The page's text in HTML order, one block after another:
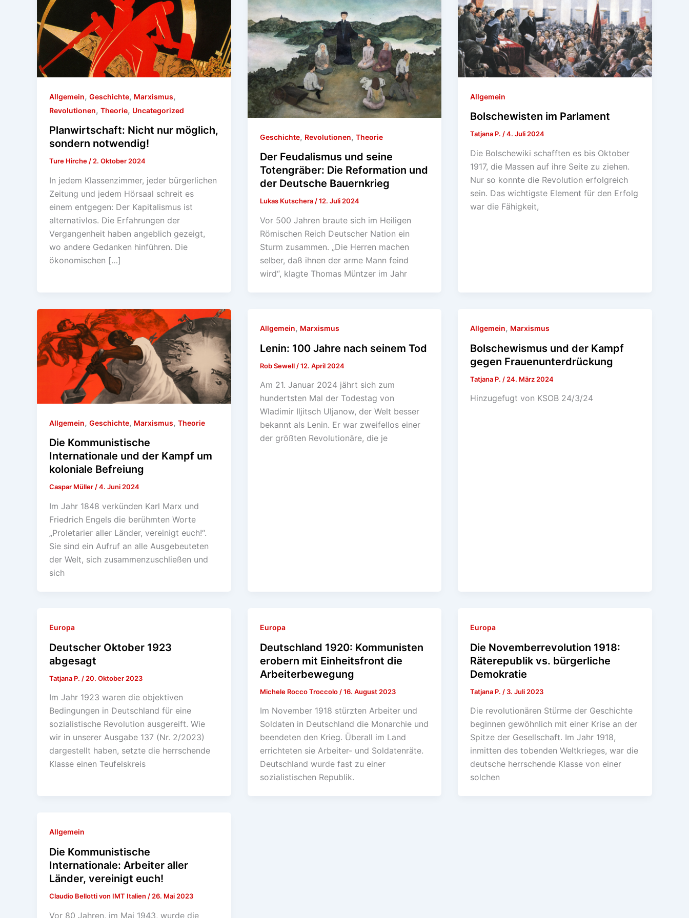
Allgemein, Geschichte, Marxismus,
Revolutionen, Theorie, Uncategorized
Planwirtschaft: Nicht nur möglich,
sondern notwendig!
Ture Hirche/2. Oktober 2024
In jedem Klassenzimmer, jeder bürgerlichen
Zeitung und jedem Hörsaal schreit es
einem entgegen: Der Kapitalismus ist
alternativlos. Die Erfahrungen der
Vergangenheit haben angeblich gezeigt,
wo andere Gedanken hinführen. Die
ökonomischen […]
Geschichte, Revolutionen, Theorie
Der Feudalismus und seine
Totengräber: Die Reformation und
der Deutsche Bauernkrieg
Lukas Kutschera/12. Juli 2024
Vor 500 Jahren braute sich im Heiligen
Römischen Reich Deutscher Nation ein
Sturm zusammen. „Die Herren machen
selber, daß ihnen der arme Mann feind
wird“, klagte Thomas Müntzer im Jahr
Allgemein
Bolschewisten im Parlament
Tatjana P./4. Juli 2024
Die Bolschewiki schafften es bis Oktober
1917, die Massen auf ihre Seite zu ziehen.
Nur so konnte die Revolution erfolgreich
sein. Das wichtigste Element für den Erfolg
war die Fähigkeit,
Allgemein, Geschichte, Marxismus, Theorie
Die Kommunistische
Internationale und der Kampf um
koloniale Befreiung
Caspar Müller/4. Juni 2024
Im Jahr 1848 verkünden Karl Marx und
Friedrich Engels die berühmten Worte
„Proletarier aller Länder, vereinigt euch!“.
Sie sind ein Aufruf an alle Ausgebeuteten
der Welt, sich zusammenzuschließen und
sich
Allgemein, Marxismus
Lenin: 100 Jahre nach seinem Tod
Rob Sewell /12. April 2024
Am 21. Januar 2024 jährt sich zum
hundertsten Mal der Todestag von
Wladimir Iljitsch Uljanow, der Welt besser
bekannt als Lenin. Er war zweifellos einer
der größten Revolutionäre, die je
Allgemein, Marxismus
Bolschewismus und der Kampf
gegen Frauenunterdrückung
Tatjana P. / 24. März 2024
Hinzugefugt von KSOB 24/3/24
Europa
Deutscher Oktober 1923
abgesagt
Tatjana P. / 20. Oktober 2023
Im Jahr 1923 waren die objektiven
Bedingungen in Deutschland für eine
sozialistische Revolution ausgereift. Wie
wir in unserer Ausgabe 137 (Nr. 2/2023)
dargestellt haben, setzte die herrschende
Klasse einen Teufelskreis
Europa
Deutschland 1920: Kommunisten
erobern mit Einheitsfront die
Arbeiterbewegung
Michele Rocco Troccolo /16. August 2023
Im November 1918 stürzten Arbeiter und
Soldaten in Deutschland die Monarchie und
beendeten den Krieg. Überall im Land
errichteten sie Arbeiter- und Soldatenräte.
Deutschland wurde fast zu einer
sozialistischen Republik.
Europa
Die Novemberrevolution 1918:
Räterepublik vs. bürgerliche
Demokratie
Tatjana P. / 3. Juli 2023
Die revolutionären Stürme der Geschichte
beginnen gewöhnlich mit einer Krise an der
Spitze der Gesellschaft. Im Jahr 1918,
inmitten des tobenden Weltkrieges, war die
deutsche herrschende Klasse von einer
solchen
Allgemein
Die Kommunistische
Internationale: Arbeiter aller
Länder, vereinigt euch!
Claudio Bellotti von IMT Italien / 26. Mai 2023
Vor 80 Jahren, im Mai 1943, wurde die